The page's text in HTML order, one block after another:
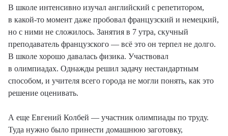
В школе интенсивно изучал английский с репетитором,
в какой-то момент даже пробовал французский и немецкий,
но с ними не сложилось. Занятия в 7 утра, скучный
преподаватель французского — всё это он терпел не долго.
В школе хорошо давалась физика. Участвовал
в олимпиадах. Однажды решил задачу нестандартным
способом, и учителя всего города не могли понять, как это
решение оценивать.
А еще Евгений Колбей — участник олимпиады по труду.
Туда нужно было принести домашнюю заготовку,